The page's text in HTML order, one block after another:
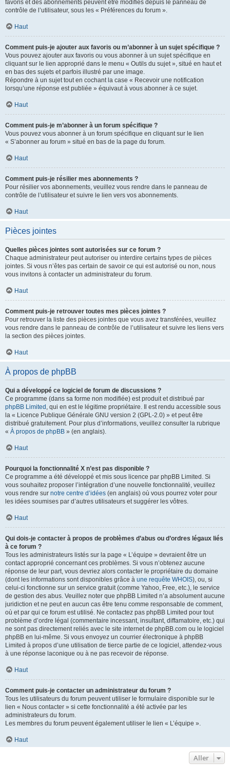
favoris et des abonnements peuvent être modifiés depuis le panneau de
contrôle de l’utilisateur, sous les « Préférences du forum ».
Haut
Comment puis-je ajouter aux favoris ou m’abonner à un sujet spécifique ?
Vous pouvez ajouter aux favoris ou vous abonner à un sujet spécifique en
cliquant sur le lien approprié dans le menu « Outils du sujet », situé en haut et
en bas des sujets et parfois illustré par une image.
Répondre à un sujet tout en cochant la case « Recevoir une notification
lorsqu’une réponse est publiée » équivaut à vous abonner à ce sujet.
Haut
Comment puis-je m’abonner à un forum spécifique ?
Vous pouvez vous abonner à un forum spécifique en cliquant sur le lien
« S’abonner au forum » situé en bas de la page du forum.
Haut
Comment puis-je résilier mes abonnements ?
Pour résilier vos abonnements, veuillez vous rendre dans le panneau de
contrôle de l’utilisateur et suivre le lien vers vos abonnements.
Haut
Pièces jointes
Quelles pièces jointes sont autorisées sur ce forum ?
Chaque administrateur peut autoriser ou interdire certains types de pièces
jointes. Si vous n’êtes pas certain de savoir ce qui est autorisé ou non, nous
vous invitons à contacter un administrateur du forum.
Haut
Comment puis-je retrouver toutes mes pièces jointes ?
Pour retrouver la liste des pièces jointes que vous avez transférées, veuillez
vous rendre dans le panneau de contrôle de l’utilisateur et suivre les liens vers
la section des pièces jointes.
Haut
À propos de phpBB
Qui a développé ce logiciel de forum de discussions ?
Ce programme (dans sa forme non modifiée) est produit et distribué par
phpBB Limited , qui en est le légitime propriétaire. Il est rendu accessible sous
la « Licence Publique Générale GNU version 2 (GPL-2.0) » et peut être
distribué gratuitement. Pour plus d’informations, veuillez consulter la rubrique
« À propos de phpBB » (en anglais).
Haut
Pourquoi la fonctionnalité X n’est pas disponible ?
Ce programme a été développé et mis sous licence par phpBB Limited. Si
vous souhaitez proposer l’intégration d’une nouvelle fonctionnalité, veuillez
vous rendre sur notre centre d’idées (en anglais) où vous pourrez voter pour
les idées soumises par d’autres utilisateurs et suggérer les vôtres.
Haut
Qui dois-je contacter à propos de problèmes d’abus ou d’ordres légaux liés
à ce forum ?
Tous les administrateurs listés sur la page « L’équipe » devraient être un
contact approprié concernant ces problèmes. Si vous n’obtenez aucune
réponse de leur part, vous devriez alors contacter le propriétaire du domaine
(dont les informations sont disponibles grâce à une requête WHOIS), ou, si
celui-ci fonctionne sur un service gratuit (comme Yahoo, Free, etc.), le service
de gestion des abus. Veuillez noter que phpBB Limited n’a absolument aucune
juridiction et ne peut en aucun cas être tenu comme responsable de comment,
où et par qui ce forum est utilisé. Ne contactez pas phpBB Limited pour tout
problème d’ordre légal (commentaire incessant, insultant, diffamatoire, etc.) qui
ne sont pas directement reliés avec le site internet de phpBB.com ou le logiciel
phpBB en lui-même. Si vous envoyez un courrier électronique à phpBB
Limited à propos d’une utilisation de tierce partie de ce logiciel, attendez-vous
à une réponse laconique ou à ne pas recevoir de réponse.
Haut
Comment puis-je contacter un administrateur du forum ?
Tous les utilisateurs du forum peuvent utiliser le formulaire disponible sur le
lien « Nous contacter » si cette fonctionnalité a été activée par les
administrateurs du forum.
Les membres du forum peuvent également utiliser le lien « L’équipe ».
Haut
Aller